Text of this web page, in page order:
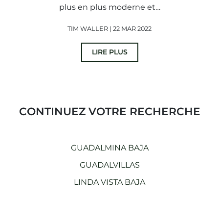
plus en plus moderne et…
TIM WALLER | 22 MAR 2022
LIRE PLUS
CONTINUEZ VOTRE RECHERCHE
GUADALMINA BAJA
GUADALVILLAS
LINDA VISTA BAJA